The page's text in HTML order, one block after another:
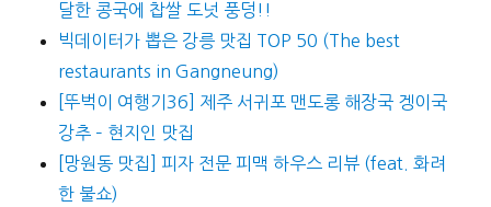
달한 콩국에 찹쌀 도넛 풍덩!!
빅데이터가 뽑은 강릉 맛집 TOP 50 (The best
restaurants in Gangneung)
[뚜벅이 여행기36] 제주 서귀포 맨도롱 해장국 겡이국
강추 – 현지인 맛집
[망원동 맛집] 피자 전문 피맥 하우스 리뷰 (feat. 화려
한 불쇼)